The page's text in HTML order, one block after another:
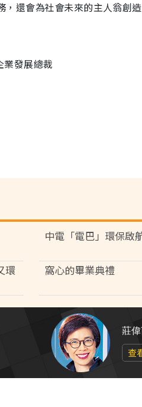
還會為社會未來的主人翁創造
業發展總裁
中電「電巴」環保啟
環
窩心的畢業典禮
莊
查